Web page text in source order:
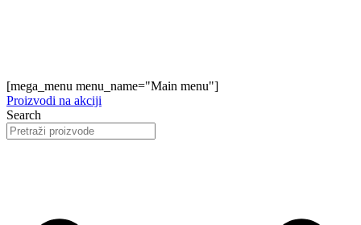
[mega_menu menu_name="Main menu"]
Proizvodi na akciji
Search